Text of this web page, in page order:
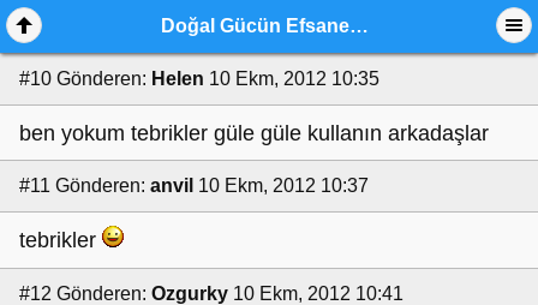
Doğal Gücün Efsanesi Çekiliş Sonuçları
#10 Gönderen: Helen 10 Ekm, 2012 10:35
ben yokum tebrikler güle güle kullanın arkadaşlar
#11 Gönderen: anvil 10 Ekm, 2012 10:37
tebrikler
#12 Gönderen: Ozgurky 10 Ekm, 2012 10:41